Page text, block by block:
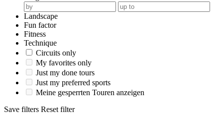
Landscape
Fun factor
Fitness
Technique
Circuits only
My favorites only
Just my done tours
Just my preferred sports
Meine gesperrten Touren anzeigen
Save filters Reset filter